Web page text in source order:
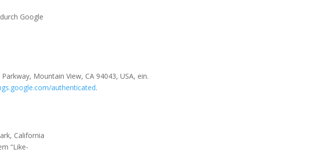
Google
Mountain View, CA 94043, USA, ein.
authenticated.
California
“Like-